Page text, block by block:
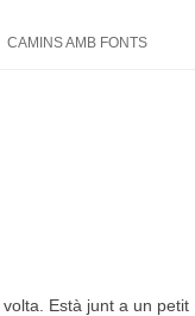
CAMINS AMB FONTS
Està junt a un petit